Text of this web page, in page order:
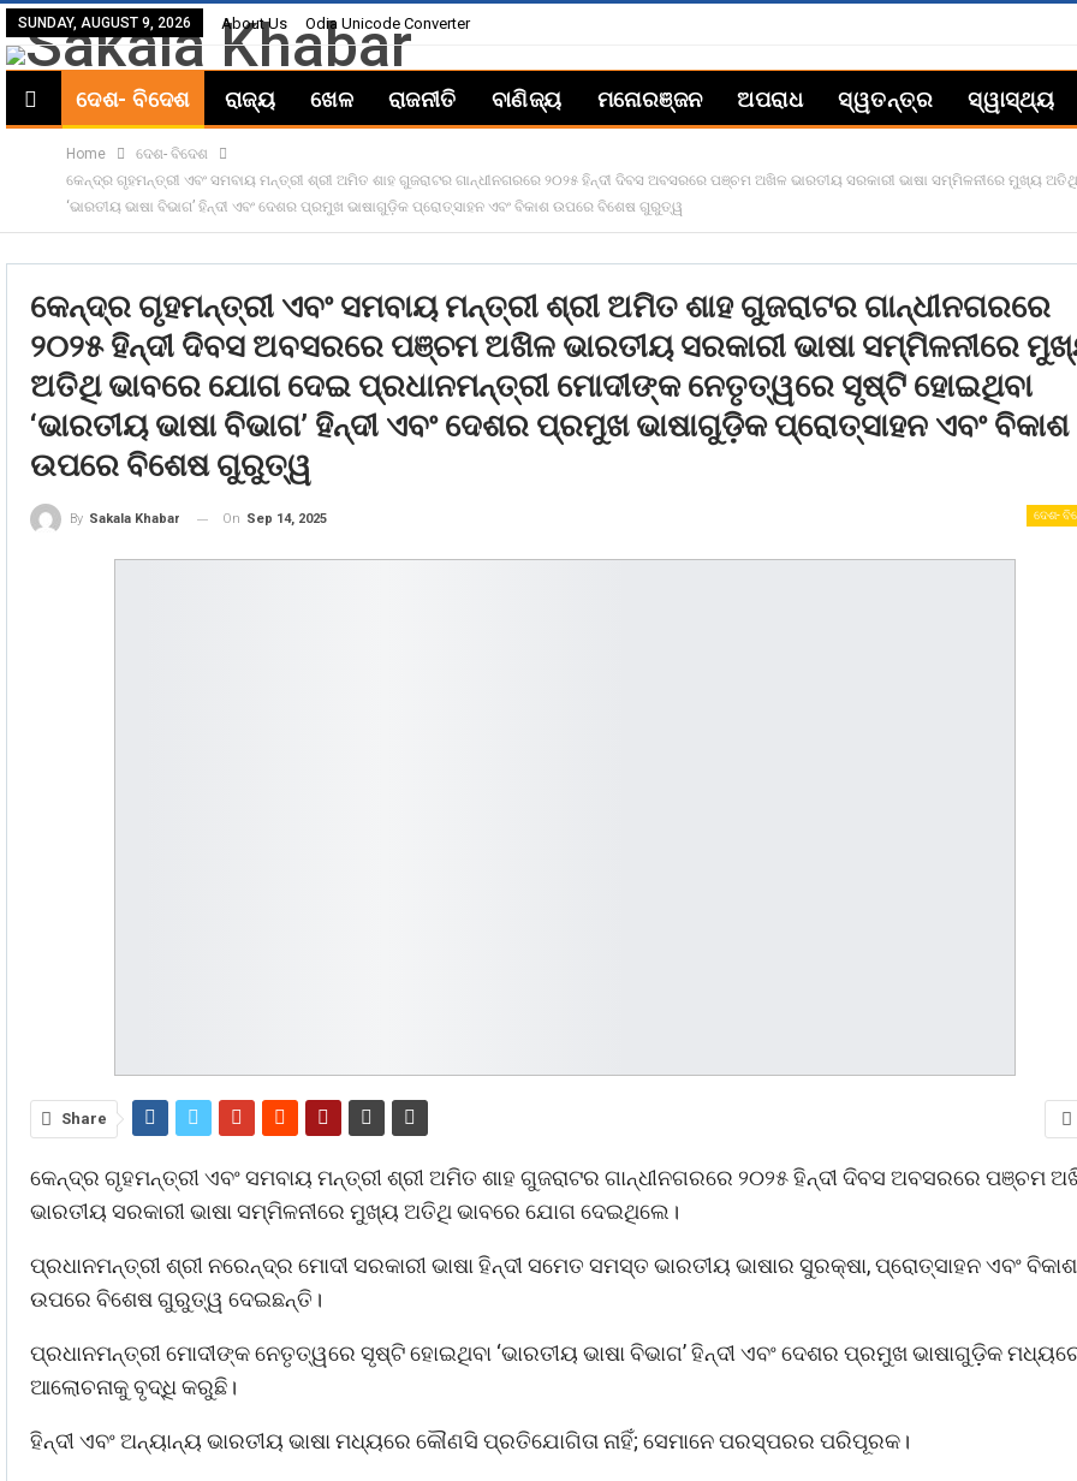
SUNDAY, AUGUST 9, 2026 About Us Odia Unicode Converter
ଦେଶ- ବିଦେଶ ରାଜ୍ୟ ଖେଳ ରାଜନୀତି ବାଣିଜ୍ୟ ମନୋରଞ୍ଜନ ଅପରାଧ ସ୍ୱତନ୍ତ୍ର ସ୍ୱାସ୍ଥ୍ୟ
Home
ଦେଶ- ବିଦେଶ
କେନ୍ଦ୍ର ଗୃହମନ୍ତ୍ରୀ ଏବଂ ସମବାୟ ମନ୍ତ୍ରୀ ଶ୍ରୀ ଅମିତ ଶାହ ଗୁଜରାଟର ଗାନ୍ଧୀନଗରରେ ୨୦୨୫ ହିନ୍ଦୀ ଦିବସ ଅବସରରେ ପଞ୍ଚମ ଅଖିଳ ଭାରତୀୟ ସରକାରୀ ଭାଷା ସମ୍ମିଳନୀରେ ମୁଖ୍ୟ
‘ଭାରତୀୟ ଭାଷା ବିଭାଗ’ ହିନ୍ଦୀ ଏବଂ ଦେଶର ପ୍ରମୁଖ ଭାଷାଗୁଡ଼ିକ ପ୍ରୋତ୍ସାହନ ଏବଂ ବିକାଶ ଉପରେ ବିଶେଷ ଗୁରୁତ୍ୱ
କେନ୍ଦ୍ର ଗୃହମନ୍ତ୍ରୀ ଏବଂ ସମବାୟ ମନ୍ତ୍ରୀ ଶ୍ରୀ ଅମିତ ଶାହ ଗୁଜରାଟର ଗାନ୍ଧୀନଗରରେ
୨୦୨୫ ହିନ୍ଦୀ ଦିବସ ଅବସରରେ ପଞ୍ଚମ ଅଖିଳ ଭାରତୀୟ ସରକାରୀ ଭାଷା ସମ୍ମିଳନୀରେ
ଅତିଥି ଭାବରେ ଯୋଗ ଦେଇ ପ୍ରଧାନମନ୍ତ୍ରୀ ମୋଦୀଙ୍କ ନେତୃତ୍ୱରେ ସୃଷ୍ଟି ହୋଇଥିବା
‘ଭାରତୀୟ ଭାଷା ବିଭାଗ’ ହିନ୍ଦୀ ଏବଂ ଦେଶର ପ୍ରମୁଖ ଭାଷାଗୁଡ଼ିକ ପ୍ରୋତ୍ସାହନ ଏବଂ ବିକାଶ
ଉପରେ ବିଶେଷ ଗୁରୁତ୍ୱ
ଦେଶ-
By Sakala Khabar On Sep 14, 2025
Share
କେନ୍ଦ୍ର ଗୃହମନ୍ତ୍ରୀ ଏବଂ ସମବାୟ ମନ୍ତ୍ରୀ ଶ୍ରୀ ଅମିତ ଶାହ ଗୁଜରାଟର ଗାନ୍ଧୀନଗରରେ ୨୦୨୫ ହିନ୍ଦୀ ଦିବସ ଅବସରରେ ପଞ୍ଚମ
ଭାରତୀୟ ସରକାରୀ ଭାଷା ସମ୍ମିଳନୀରେ ମୁଖ୍ୟ ଅତିଥି ଭାବରେ ଯୋଗ ଦେଇଥିଲେ।
ପ୍ରଧାନମନ୍ତ୍ରୀ ଶ୍ରୀ ନରେନ୍ଦ୍ର ମୋଦୀ ସରକାରୀ ଭାଷା ହିନ୍ଦୀ ସମେତ ସମସ୍ତ ଭାରତୀୟ ଭାଷାର ସୁରକ୍ଷା, ପ୍ରୋତ୍ସାହନ ଏବଂ ବିକାଶ
ଉପରେ ବିଶେଷ ଗୁରୁତ୍ୱ ଦେଇଛନ୍ତି।
ପ୍ରଧାନମନ୍ତ୍ରୀ ମୋଦୀଙ୍କ ନେତୃତ୍ୱରେ ସୃଷ୍ଟି ହୋଇଥିବା ‘ଭାରତୀୟ ଭାଷା ବିଭାଗ’ ହିନ୍ଦୀ ଏବଂ ଦେଶର ପ୍ରମୁଖ ଭାଷାଗୁଡ଼ିକ
ଆଲୋଚନାକୁ ବୃଦ୍ଧି କରୁଛି।
ହିନ୍ଦୀ ଏବଂ ଅନ୍ୟାନ୍ୟ ଭାରତୀୟ ଭାଷା ମଧ୍ୟରେ କୌଣସି ପ୍ରତିଯୋଗିତା ନାହିଁ; ସେମାନେ ପରସ୍ପରର ପରିପୂରକ।